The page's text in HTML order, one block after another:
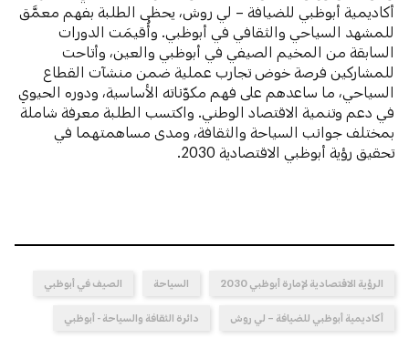
أكاديمية أبوظبي للضيافة – لي روش، يحظى الطلبة بفهم معمَّق
للمشهد السياحي والثقافي في أبوظبي. وأُقيمَت الدورات
السابقة من المخيم الصيفي في أبوظبي والعين، وأتاحت
للمشاركين فرصة خوض تجارب عملية ضمن منشآت القطاع
السياحي، ما ساعدهم على فهم مكوّناته الأساسية، ودوره الحيوي
في دعم وتنمية الاقتصاد الوطني. واكتسب الطلبة معرفة شاملة
بمختلف جوانب السياحة والثقافة، ومدى مساهمتهما في
تحقيق رؤية أبوظبي الاقتصادية 2030.
الرؤية الاقتصادية لإمارة أبوظبي 2030 السياحة الصيف في أبوظبي
أكاديمية أبوظبي للضيافة – لي روش دائرة الثقافة والسياحة - أبوظبي